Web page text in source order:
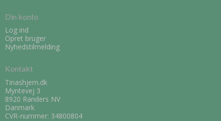
Din konto
Log ind
Opret bruger
Nyhedstilmelding
Kontakt
Tinashjem.dk
Myntevej 3
8920 Randers NV
Danmark
CVR-nummer: 34800804